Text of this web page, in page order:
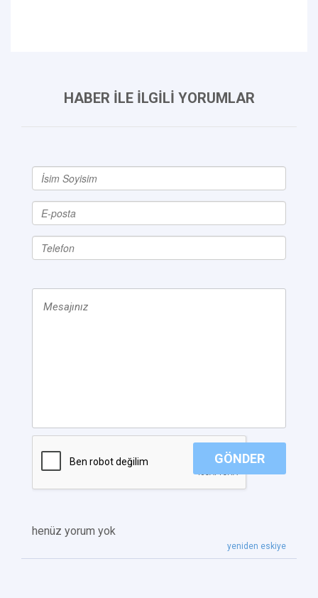
HABER İLE İLGİLİ YORUMLAR
GÖNDER
henüz yorum yok
yeniden eskiye